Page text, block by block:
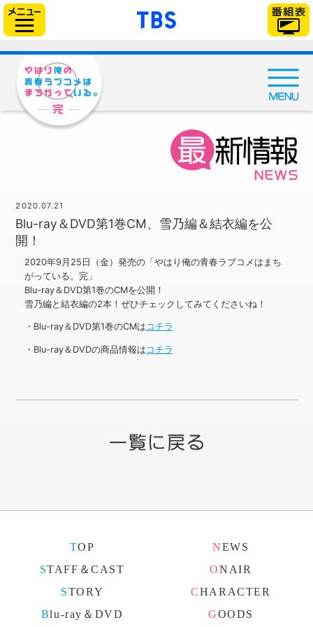
「TBSテレビ」トップ
2020.07.21
Blu-ray＆DVD第1巻CM、雪乃編＆結衣編を公
開！
2020年9月25日（金）発売の「やはり俺の青春ラブコメはまち
がっている。完」
Blu-ray＆DVD第1巻のCMを公開！
雪乃編と結衣編の2本！ぜひチェックしてみてくださいね！
・Blu-ray＆DVD第1巻のCMは コチラ
・Blu-ray＆DVDの商品情報は コチラ
TOP
NEWS
STAFF＆CAST
ONAIR
STORY
CHARACTER
Blu-ray＆DVD
GOODS